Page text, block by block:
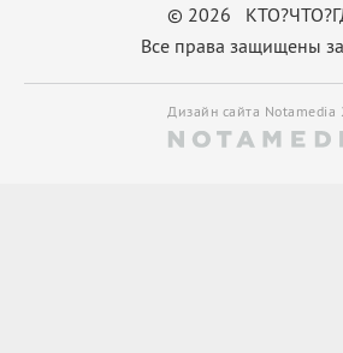
© 2026
Все права защищены
Дизайн сайта Notamedia